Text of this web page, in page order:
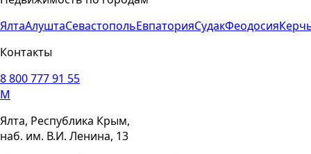
ЯлтаАлуштаСевастопольЕвпаторияСудакФеодосия
Контакты
8 800 777 91 55
M
Ялта, Республика Крым,
наб. им. В.И. Ленина, 13